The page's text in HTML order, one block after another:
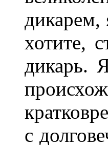
хотите,
дикарь.
с